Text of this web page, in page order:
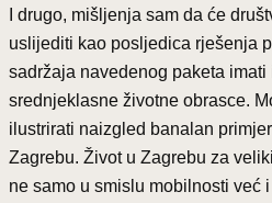
I drugo, mišljenja sam da će
uslijediti kao posljedica rješenja
sadržaja navedenog paketa imati
srednjeklasne životne obrasce.
ilustrirati naizgled banalan
Zagrebu. Život u Zagrebu za
ne samo u smislu mobilnosti već